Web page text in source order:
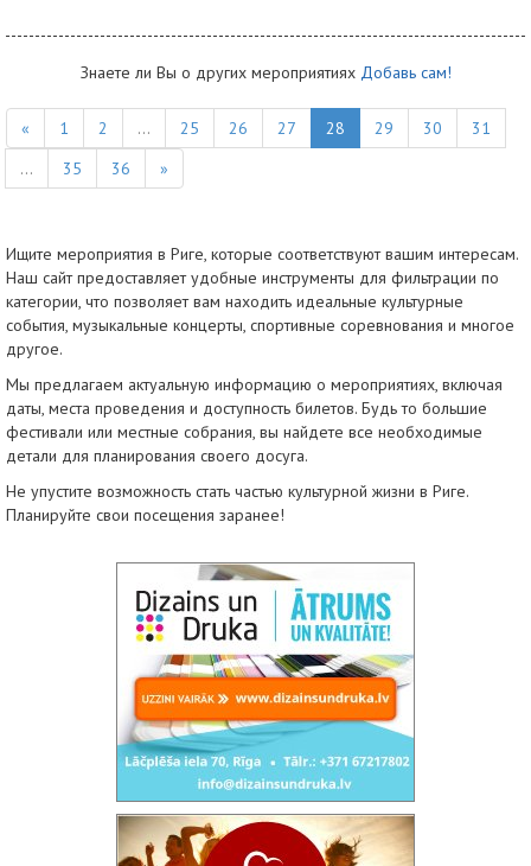
Знаете ли Вы о других мероприятиях Добавь сам!
« 1 2 ... 25 26 27 28 29 30
31
...
35 36 »
Ищите мероприятия в Риге, которые соответствуют вашим интересам.
Наш сайт предоставляет удобные инструменты для фильтрации по
категории, что позволяет вам находить идеальные культурные
события, музыкальные концерты, спортивные соревнования и многое
другое.
Мы предлагаем актуальную информацию о мероприятиях, включая
даты, места проведения и доступность билетов. Будь то большие
фестивали или местные собрания, вы найдете все необходимые
детали для планирования своего досуга.
Не упустите возможность стать частью культурной жизни в Риге.
Планируйте свои посещения заранее!